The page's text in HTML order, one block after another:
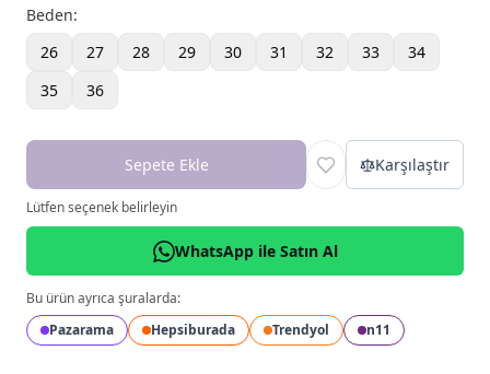
Beden:
26
27 28 29 30 31 32 33
34
35
36
Sepete Ekle Karşılaştır
Lütfen seçenek belirleyin
WhatsApp ile Satın Al
Bu ürün ayrıca şuralarda:
Pazarama
Hepsiburada Trendyol n11